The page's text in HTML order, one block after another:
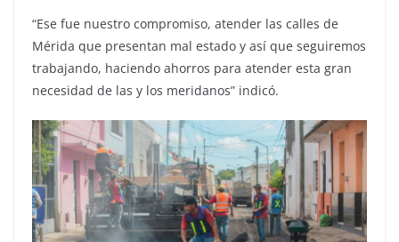
“Ese fue nuestro compromiso, atender las calles de
Mérida que presentan mal estado y así que seguiremos
trabajando, haciendo ahorros para atender esta gran
necesidad de las y los meridanos” indicó.